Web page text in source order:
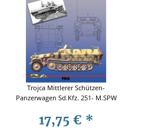
Trojca Mittlerer Schützen-
Panzerwagen Sd.Kfz. 251- M.SPW
17,75 € *